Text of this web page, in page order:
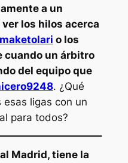
a un
los hilos acerca
o los
cuando un árbitro
del equipo que
. ¿Qué
ligas con un
para todos?
Madrid, tiene la